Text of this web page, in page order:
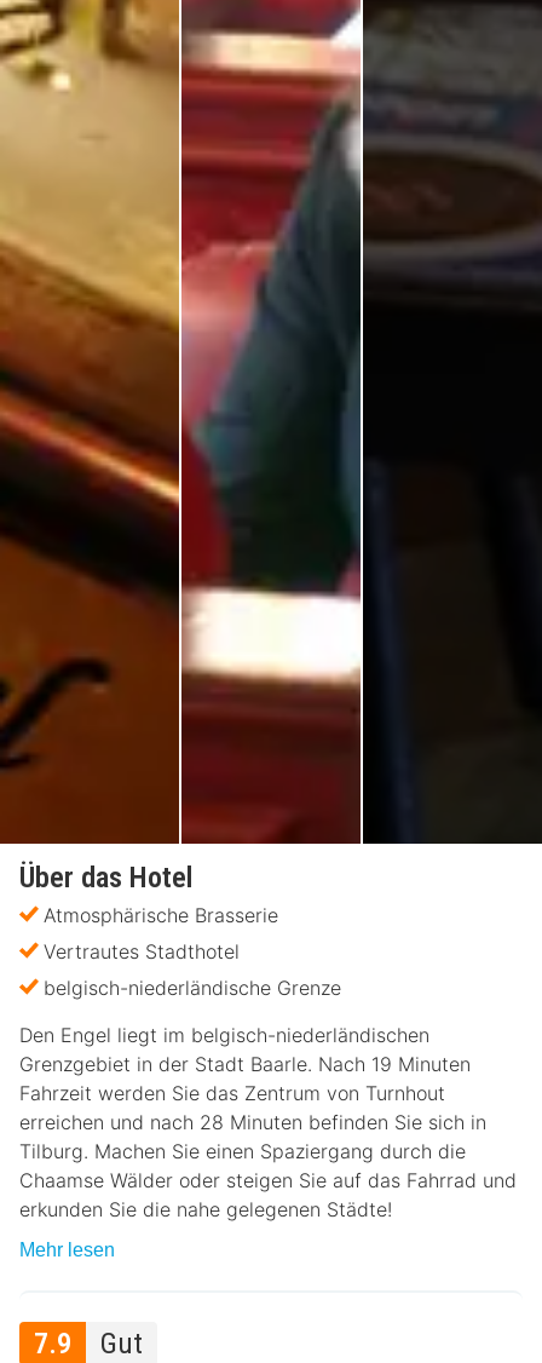
Über das Hotel
Atmosphärische Brasserie
Vertrautes Stadthotel
belgisch-niederländische Grenze
Den Engel liegt im belgisch-niederländischen
Grenzgebiet in der Stadt Baarle. Nach 19 Minuten
Fahrzeit werden Sie das Zentrum von Turnhout
erreichen und nach 28 Minuten befinden Sie sich in
Tilburg. Machen Sie einen Spaziergang durch die
Chaamse Wälder oder steigen Sie auf das Fahrrad und
erkunden Sie die nahe gelegenen Städte!
Mehr lesen
7.9 Gut